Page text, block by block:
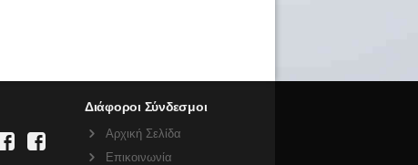
Διάφοροι Σύνδεσμοι
Αρχική Σελίδα
Επικοινωνία